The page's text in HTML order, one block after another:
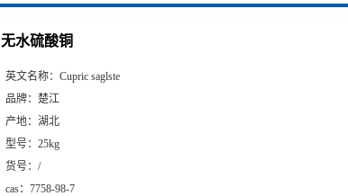
无水硫酸铜
英文名称： Cupric saglste
品牌： 楚江
产地： 湖北
型号： 25kg
货号： /
cas： 7758-98-7